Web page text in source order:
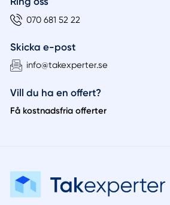
070 681 52 22
Skicka e-post
info@takexperter.se
Vill du ha en offert?
Få kostnadsfria offerter